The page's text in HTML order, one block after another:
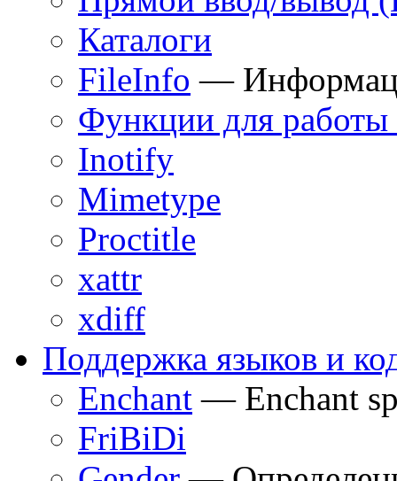
Каталоги
FileInfo —
Функции для работы
Inotify
Mimetype
Proctitle
xattr
xdiff
Поддержка языков и
Enchant — Enchant
FriBiDi